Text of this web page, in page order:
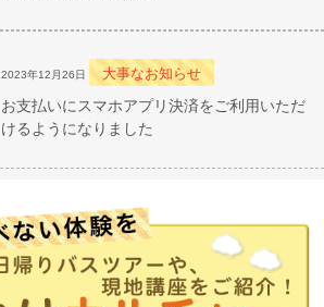
2023年12月26日 大事なお知らせ
お支払いにスマホアプリ決済をご利用いただ
けるようになりました